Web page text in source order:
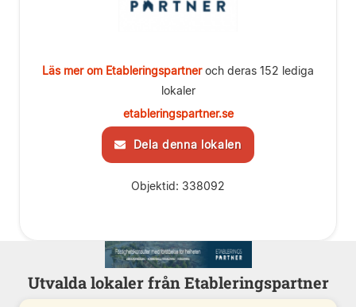
Läs mer om Etableringspartneroch deras 152 lediga
lokaler
etableringspartner.se
Dela denna lokalen
Objektid: 338092
Utvalda lokaler från Etableringspartner